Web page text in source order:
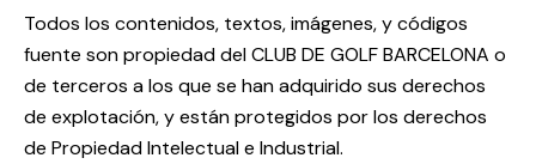
Todos los contenidos, textos, imágenes, y códigos
fuente son propiedad del CLUB DE GOLF BARCELONA o
de terceros a los que se han adquirido sus derechos
de explotación, y están protegidos por los derechos
de Propiedad Intelectual e Industrial.